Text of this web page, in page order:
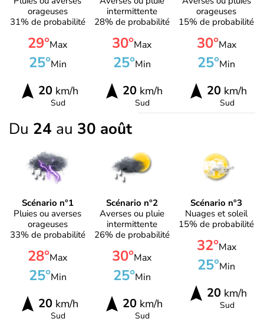
orageuses
31% de probabilité
29°Max
25°Min
20km/h
Sud
intermittente
28% de probabilité
30°Max
25°Min
20km/h
Sud
orageuses
15% de probabilité
30°Max
25°Min
20 km/h
Sud
Du 24 au 30 août
Scénario n°1
Pluies ou averses
orageuses
33% de probabilité
28°Max
25°Min
20km/h
Sud
Scénario n°2
Averses ou pluie
intermittente
26% de probabilité
30°Max
25°Min
20km/h
Sud
Scénario n°3
Nuages et soleil
15% de probabilité
32°Max
25°Min
20 km/h
Sud